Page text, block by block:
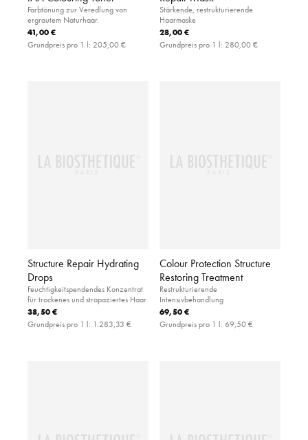
Farbtönung zur Veredlung von
ergrautem Naturhaar.
41,00 €
Grundpreis pro 1 l: 205,00 €
Stärkende, restrukturierende
Haarmaske
28,00 €
Grundpreis pro 1 l: 280,00 €
Structure Repair Hydrating
Drops
Feuchtigkeitspendendes Konzentrat
für trockenes und strapaziertes Haar
38,50 €
Grundpreis pro 1 l: 1.283,33 €
Colour Protection Structure
Restoring Treatment
Restrukturierende
Intensivbehandlung
69,50 €
Grundpreis pro 1 l: 69,50 €